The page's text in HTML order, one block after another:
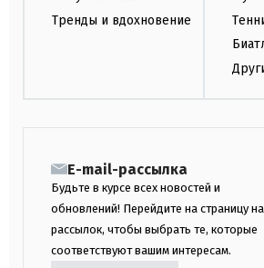
Тренды и вдохновение
E-mail-рассылка
Будьте в курсе всех новостей и
обновлений! Перейдите на страницу
рассылок, чтобы выбрать те, которые
соответствуют вашим интересам.